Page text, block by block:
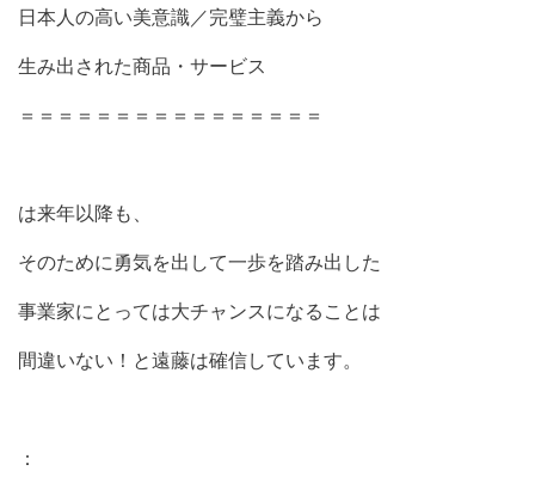
日本人の高い美意識／完璧主義から
生み出された商品・サービス
＝＝＝＝＝＝＝＝＝＝＝＝＝＝＝＝
は来年以降も、
そのために勇気を出して一歩を踏み出した
事業家にとっては大チャンスになることは
間違いない！と遠藤は確信しています。
：